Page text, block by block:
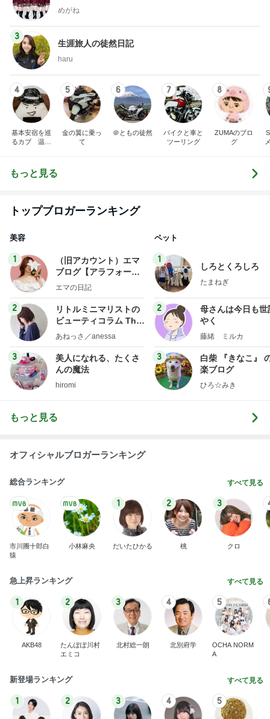
めがね
3
生涯旅人の徒然日記
haru
4
基本安宿を巡
るカブ 温泉
5
金の翼に乗っ
て
6
＠ともの徒然
7
バイクと車と
ツーリング
8
ZUMAのブロ
グ
もっと見る
トップブロガーランキング
美容
1
（旧アカウント）エマ
ブログ【アラフォー会
社売却セカンドライ
エマの日記
2
リトルミニマリストの
ビューティコラム The
little minimalist's bea
あねっさ／anessa
3
美人になれる、たくさ
んの魔法
hiromi
ペット
1
しろとくろしろ
たまねぎ
2
母さんは今日も世
やく
藤緒 ミルカ
3
白柴 『きなこ』
楽ブログ
ひろ☆みき
もっと見る
オフィシャルブロガーランキング
総合ランキング すべて見る
市川團十郎白
猿
小林麻央
1
だいたひかる
2
桃
3
クロ
急上昇ランキング すべて見る
1
AKB48
2
たんぽぽ川村
エミコ
3
北村総一朗
4
北別府学
5
OCHA NORM
A
新登場ランキング すべて見る
1 2 3 4 5